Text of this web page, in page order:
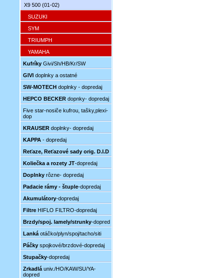
X9 500 (01-02)
SUZUKI
SYM
TRIUMPH
YAMAHA
Kufríky Givi/Sh/HB/Kr/SW
GIVI doplnky a ostatné
SW-MOTECH doplnky - dopredaj
HEPCO BECKER dopnky- dopredaj
Five star-nosiče kufrou, tašky,plexi-
dop
KRAUSER doplnky- dopredaj
KAPPA - dopredaj
Reťaze, Reťazové sady orig. D.I.D
Koliečka a rozety JT-dopredaj
Doplnky rôzne- dopredaj
Padacie rámy - štuple-dopredaj
Akumulátory-dopredaj
Filtre HIFLO FILTRO-dopredaj
Brzdy/spoj. lamely/strunky-dopred
Lanká otáčko/plyn/spoj/tacho/siti
Páčky spojkové/brzdové-dopredaj
Stupačky-dopredaj
Zrkadlá univ./HO/KAW/SU/YA-
dopred